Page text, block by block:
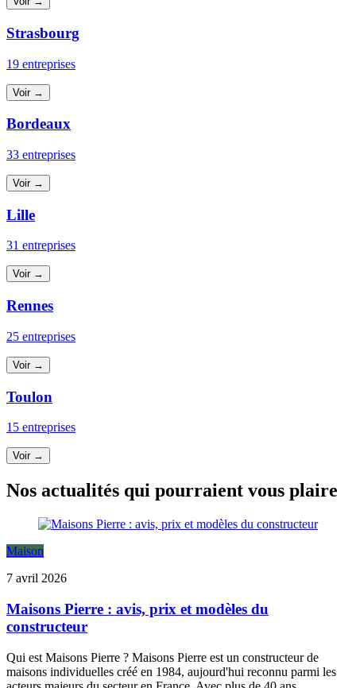
Strasbourg
19 entreprises
Voir →
Bordeaux
33 entreprises
Voir →
Lille
31 entreprises
Voir →
Rennes
25 entreprises
Voir →
Toulon
15 entreprises
Voir →
Nos actualités qui pourraient vous plaire
Maison
7 avril 2026
Maisons Pierre : avis, prix et modèles du
constructeur
Qui est Maisons Pierre ? Maisons Pierre est un constructeur de
maisons individuelles créé en 1984, aujourd'hui reconnu parmi les